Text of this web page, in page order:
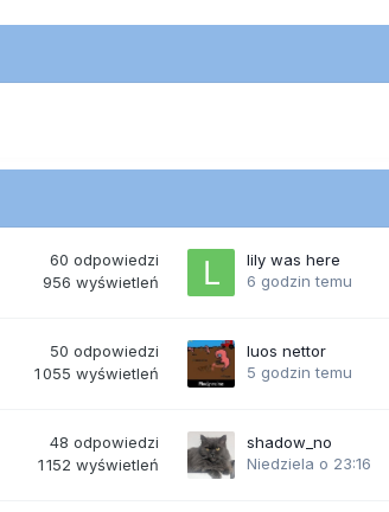
60 odpowiedzi
956 wyświetleń
lily was here
6 godzin temu
50 odpowiedzi
1 055 wyświetleń
luos nettor
5 godzin temu
48 odpowiedzi
1 152 wyświetleń
shadow_no
Niedziela o 23:16